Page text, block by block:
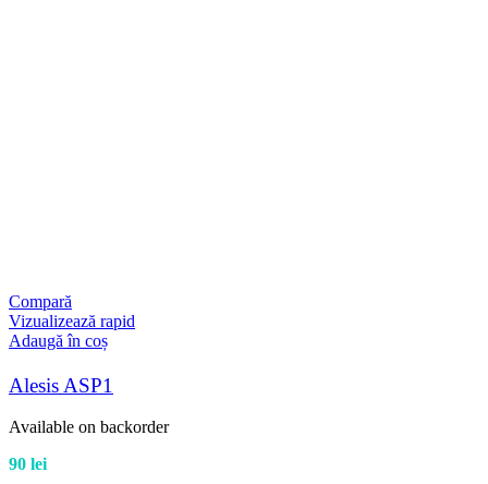
Compară
Vizualizează rapid
Adaugă în coș
Alesis ASP1
Available on backorder
90 lei